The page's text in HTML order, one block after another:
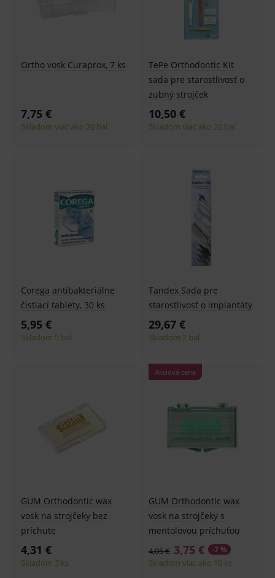
Ortho vosk Curaprox, 7 ks
7,75 €
Skladom viac ako 20 bal
TePe Orthodontic Kit
sada pre starostlivosť o
zubný strojček
10,50 €
Skladom viac ako 20 bal
Corega antibakteriálne
čistiací tablety, 30 ks
5,95 €
Skladom 5 bal
Tandex Sada pre
starostlivosť o implantáty
29,67 €
Skladom 2 bal
GUM Orthodontic wax
vosk na strojčeky bez
príchute
4,31 €
Skladom 3 ks
Akciová cena
GUM Orthodontic wax
vosk na strojčeky s
mentolovou príchuťou
3,75 €
4,05 € -7 %
Skladom viac ako 10 ks